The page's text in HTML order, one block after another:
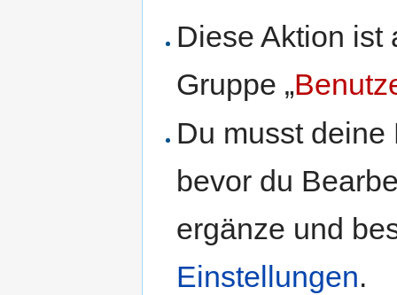
Diese Aktion ist
Gruppe „
Du musst
bevor du
ergänze und
Einstellungen.